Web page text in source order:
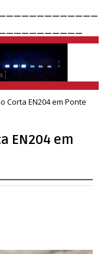
Corta EN204 em Ponte
EN204 em